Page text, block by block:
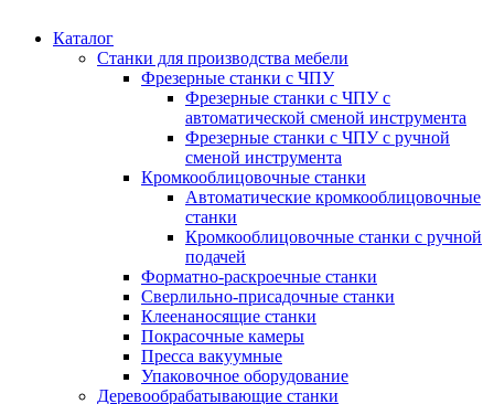
Каталог
Станки для производства мебели
Фрезерные станки с ЧПУ
Фрезерные станки с ЧПУ с
автоматической сменой инструмента
Фрезерные станки с ЧПУ с ручной
сменой инструмента
Кромкооблицовочные станки
Автоматические кромкооблицовочные
станки
Кромкооблицовочные станки с ручной
подачей
Форматно-раскроечные станки
Сверлильно-присадочные станки
Клеенаносящие станки
Покрасочные камеры
Пресса вакуумные
Упаковочное оборудование
Деревообрабатывающие станки